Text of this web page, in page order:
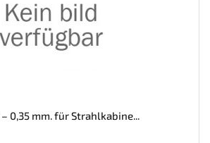
0,35 mm. für Strahlkabine...